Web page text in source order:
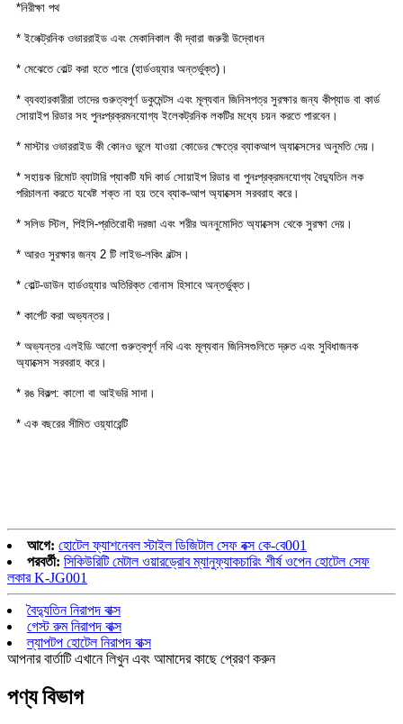
*নিরীক্ষা পথ
* ইলেক্ট্রনিক ওভাররাইড এবং মেকানিকাল কী দ্বারা জরুরী উদ্বোধন
* মেঝেতে বোল্ট করা হতে পারে (হার্ডওয়্যার অন্তর্ভুক্ত)।
* ব্যবহারকারীরা তাদের গুরুত্বপূর্ণ ডকুমেন্টস এবং মূল্যবান জিনিসপত্র সুরক্ষার জন্য কীপ্যাড বা কার্ড
সোয়াইপ রিডার সহ পুনঃপ্রক্রমনযোগ্য ইলেকট্রনিক লকটির মধ্যে চয়ন করতে পারবেন।
* মাস্টার ওভাররাইড কী কোনও ভুলে যাওয়া কোডের ক্ষেত্রে ব্যাকআপ অ্যাক্সেসের অনুমতি দেয়।
* সহায়ক রিমোট ব্যাটারি প্যাকটি যদি কার্ড সোয়াইপ রিডার বা পুনঃপ্রক্রমনযোগ্য বৈদ্যুতিন লক
পরিচালনা করতে যথেষ্ট শক্ত না হয় তবে ব্যাক-আপ অ্যাক্সেস সরবরাহ করে।
* সলিড স্টিল, পিইসি-প্রতিরোধী দরজা এবং শরীর অননুমোদিত অ্যাক্সেস থেকে সুরক্ষা দেয়।
* আরও সুরক্ষার জন্য 2 টি লাইভ-লকিং বল্টস।
* বোল্ট-ডাউন হার্ডওয়্যার অতিরিক্ত বোনাস হিসাবে অন্তর্ভুক্ত।
* কার্পেট করা অভ্যন্তর।
* অভ্যন্তর এলইডি আলো গুরুত্বপূর্ণ নথি এবং মূল্যবান জিনিসগুলিতে দ্রুত এবং সুবিধাজনক
অ্যাক্সেস সরবরাহ করে।
* রঙ বিকল্প: কালো বা আইভরি সাদা।
* এক বছরের সীমিত ওয়্যারেন্টি
আগে: হোটেল ফ্যাশনেবল স্টাইল ডিজিটাল সেফ বক্স কে-বে001
পরবর্তী: সিকিউরিটি মেটাল ওয়ারড্রোব ম্যানুফ্যাকচারিং শীর্ষ ওপেন হোটেল সেফ
লকার K-JG001
বৈদ্যুতিন নিরাপদ বাক্স
গেস্ট রুম নিরাপদ বাক্স
ল্যাপটপ হোটেল নিরাপদ বাক্স
আপনার বার্তাটি এখানে লিখুন এবং আমাদের কাছে প্রেরণ করুন
পণ্য বিভাগ